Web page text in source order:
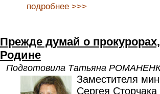
подробнее >>>
Прежде думай о
Родине
Подготовила Татьяна
Заместителя
Сергея